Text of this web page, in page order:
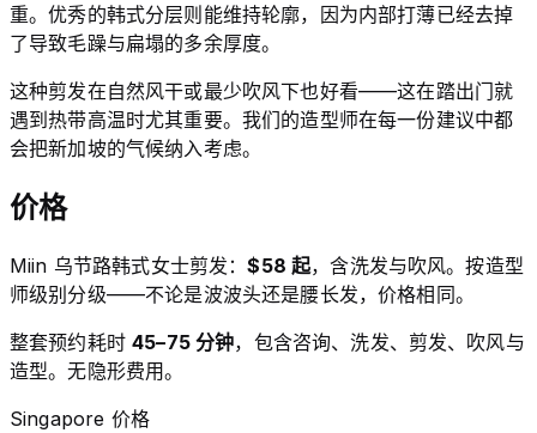
重。优秀的韩式分层则能维持轮廓，因为内部打薄已经去掉
了导致毛躁与扁塌的多余厚度。
这种剪发在自然风干或最少吹风下也好看——这在踏出门就
遇到热带高温时尤其重要。我们的造型师在每一份建议中都
会把新加坡的气候纳入考虑。
价格
Miin 乌节路韩式女士剪发：$58 起，含洗发与吹风。按造型
师级别分级——不论是波波头还是腰长发，价格相同。
整套预约耗时45–75 分钟，包含咨询、洗发、剪发、吹风与
造型。无隐形费用。
Singapore 价格